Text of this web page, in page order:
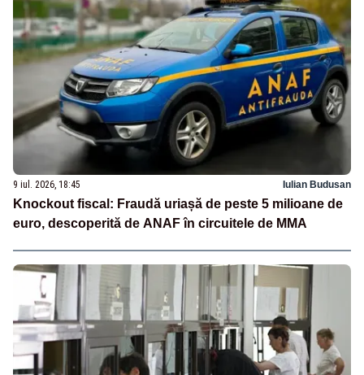
9 iul. 2026, 18:45 Iulian Budusan
Knockout fiscal: Fraudă uriașă de peste 5 milioane de
euro, descoperită de ANAF în circuitele de MMA